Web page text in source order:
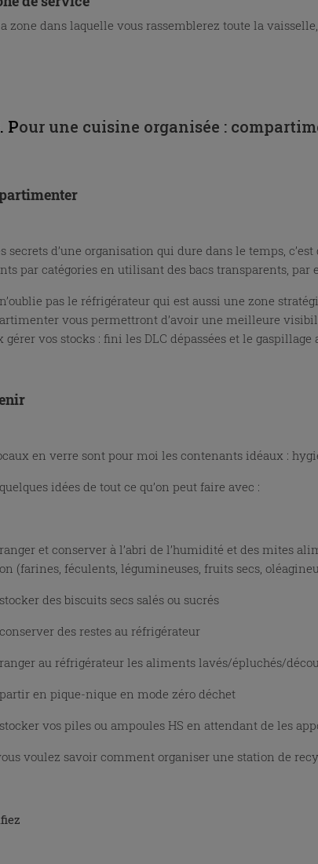
la zone dans laquelle vous rassemblerez toute la
Pour une cuisine organisée :
secrets d’une organisation qui dure dans le temps,
par catégories en utilisant des bacs transparents, par
pas le réfrigérateur qui est aussi une zone
vous permettront d’avoir une meilleure
gérer vos stocks : fini les DLC dépassées et le gaspillage
en verre sont pour moi les contenants idéaux :
idées de tout ce qu’on peut faire avec :
et conserver à l’abri de l’humidité et des mites
(farines, féculents, légumineuses, fruits secs,
des biscuits secs salés ou sucrés
des restes au réfrigérateur
au réfrigérateur les aliments lavés/épluchés/
en pique-nique en mode zéro déchet
vos piles ou ampoules HS en attendant de les
voulez savoir comment organiser une station de